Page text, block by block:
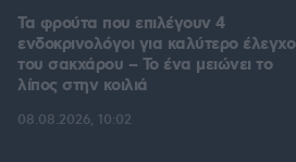
Τα φρούτα που επιλέγουν 4
ενδοκρινολόγοι για καλύτερο έλεγχο
του σακχάρου – Το ένα μειώνει το
λίπος στην κοιλιά
08.08.2026, 10:02